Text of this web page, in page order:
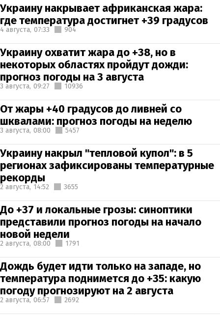
Украину накрывает африканская жара:
где температура достигнет +39 градусов
4 августа, 07:33 904
Украину охватит жара до +38, но в
некоторых областях пройдут дожди:
прогноз погоды на 3 августа
3 августа, 09:27 10936
От жары +40 градусов до ливней со
шквалами: прогноз погоды на неделю
3 августа, 08:00 5457
Украину накрыл "тепловой купол": в 5
регионах зафиксированы температурные
рекорды
2 августа, 14:52 3655
До +37 и локальные грозы: синоптики
представили прогноз погоды на начало
новой недели
2 августа, 08:00 1791
Дождь будет идти только на западе, но
температура поднимется до +35: какую
погоду прогнозируют на 2 августа
2 августа, 06:57 2692